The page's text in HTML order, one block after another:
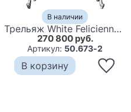
В наличии
Трельяж White Felicienne Dressing Table
270 800 руб.
Артикул: 50.673-2
В корзину